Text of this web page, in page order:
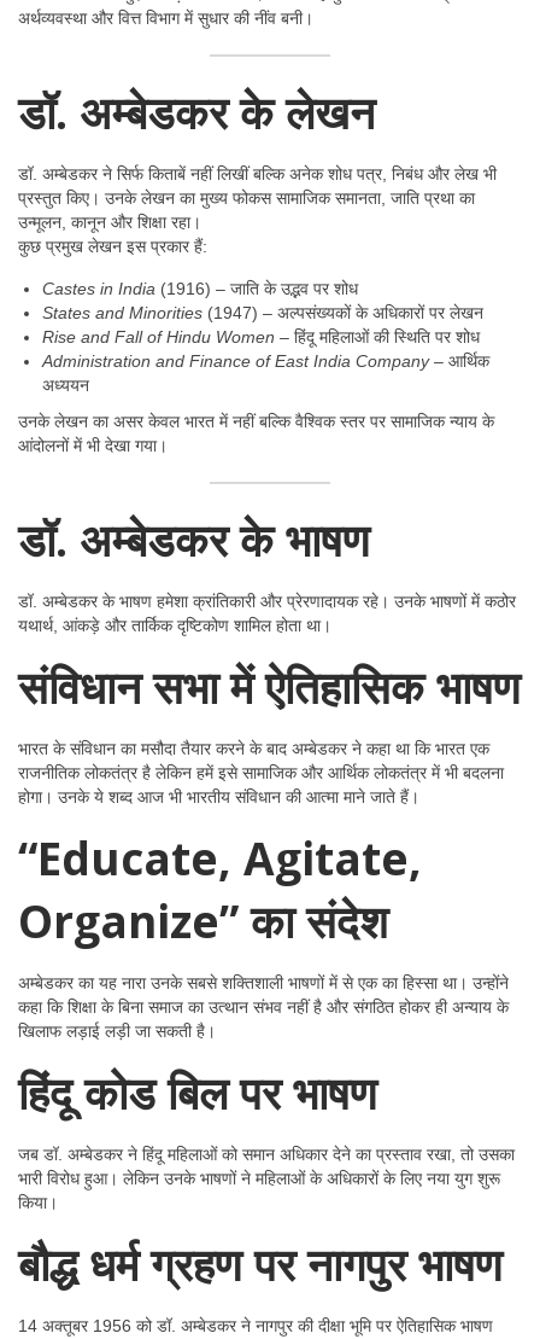
अर्थव्यवस्था और वित्त विभाग में सुधार की नींव बनी।
डॉ. अम्बेडकर के लेखन
डॉ. अम्बेडकर ने सिर्फ किताबें नहीं लिखीं बल्कि अनेक शोध पत्र, निबंध और लेख भी
प्रस्तुत किए। उनके लेखन का मुख्य फोकस सामाजिक समानता, जाति प्रथा का
उन्मूलन, कानून और शिक्षा रहा।
कुछ प्रमुख लेखन इस प्रकार हैं:
Castes in India (1916) – जाति के उद्भव पर शोध
States and Minorities (1947) – अल्पसंख्यकों के अधिकारों पर लेखन
Rise and Fall of Hindu Women – हिंदू महिलाओं की स्थिति पर शोध
Administration and Finance of East India Company– आर्थिक
अध्ययन
उनके लेखन का असर केवल भारत में नहीं बल्कि वैश्विक स्तर पर सामाजिक न्याय के
आंदोलनों में भी देखा गया।
डॉ. अम्बेडकर के भाषण
डॉ. अम्बेडकर के भाषण हमेशा क्रांतिकारी और प्रेरणादायक रहे। उनके भाषणों में कठोर
यथार्थ, आंकड़े और तार्किक दृष्टिकोण शामिल होता था।
संविधान सभा में ऐतिहासिक भाषण
भारत के संविधान का मसौदा तैयार करने के बाद अम्बेडकर ने कहा था कि भारत एक
राजनीतिक लोकतंत्र है लेकिन हमें इसे सामाजिक और आर्थिक लोकतंत्र में भी बदलना
होगा। उनके ये शब्द आज भी भारतीय संविधान की आत्मा माने जाते हैं।
“Educate, Agitate,
Organize” का संदेश
अम्बेडकर का यह नारा उनके सबसे शक्तिशाली भाषणों में से एक का हिस्सा था। उन्होंने
कहा कि शिक्षा के बिना समाज का उत्थान संभव नहीं है और संगठित होकर ही अन्याय के
खिलाफ लड़ाई लड़ी जा सकती है।
हिंदू कोड बिल पर भाषण
जब डॉ. अम्बेडकर ने हिंदू महिलाओं को समान अधिकार देने का प्रस्ताव रखा, तो उसका
भारी विरोध हुआ। लेकिन उनके भाषणों ने महिलाओं के अधिकारों के लिए नया युग शुरू
किया।
बौद्ध धर्म ग्रहण पर नागपुर भाषण
14 अक्तूबर 1956 को डॉ. अम्बेडकर ने नागपुर की दीक्षा भूमि पर ऐतिहासिक भाषण